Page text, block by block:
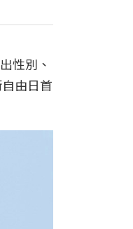
性別、
由日首